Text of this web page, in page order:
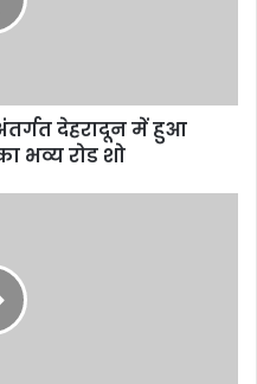
देहरादून में हुआ
भव्य रोड शो